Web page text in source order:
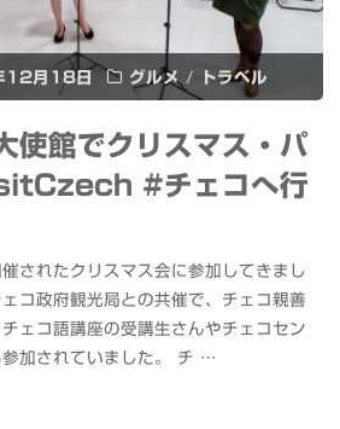
月18日 グルメ / トラベル
使館でクリスマス・パ
#チェコへ行
されたクリスマス会に参加してきまし
コ政府観光局との共催で、チェコ親善
ェコ語講座の受講生さんやチェコセン
加されていました。 チ …